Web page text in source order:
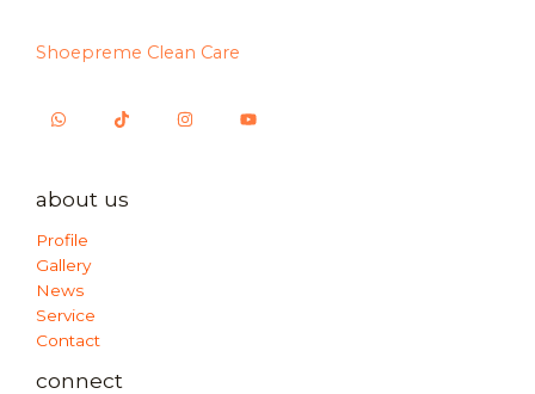
Shoepreme Clean Care
about us
Profile
Gallery
News
Service
Contact
connect